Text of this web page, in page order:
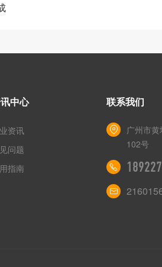
中心
资讯
问题
指南
联系我们
广州市
102号